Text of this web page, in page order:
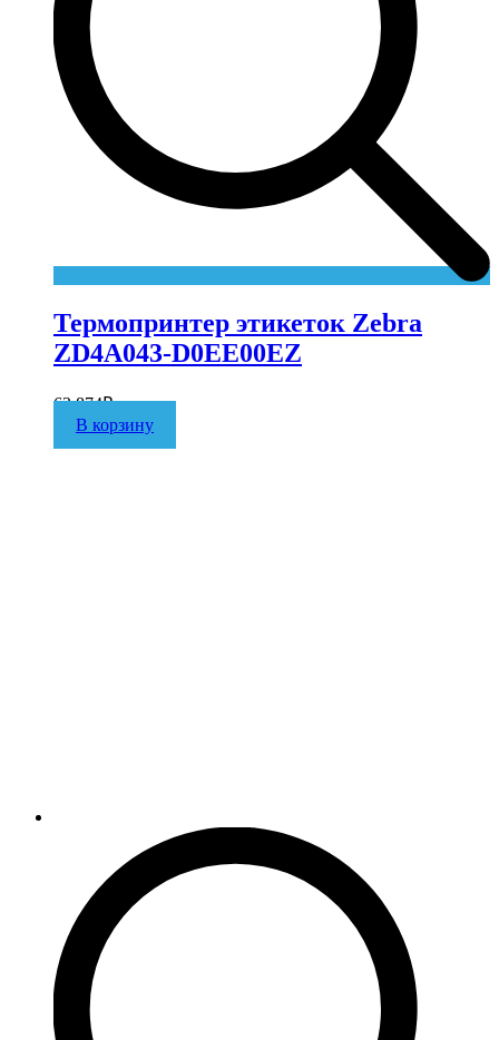
Термопринтер этикеток Zebra
ZD4A043-D0EE00EZ
63 874₽
В корзину